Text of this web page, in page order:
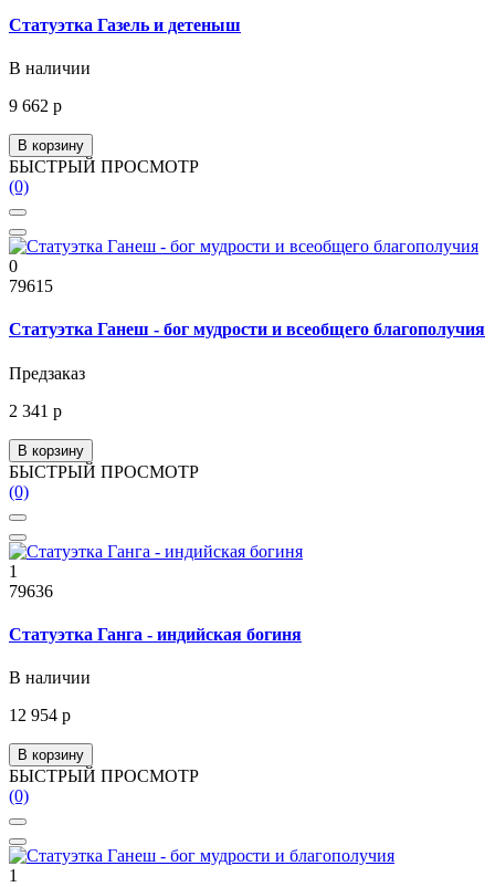
Статуэтка Газель и детеныш
В наличии
9 662 р
В корзину
БЫСТРЫЙ ПРОСМОТР
(0)
0
79615
Статуэтка Ганеш - бог мудрости и всеобщего благополучия
Предзаказ
2 341 р
В корзину
БЫСТРЫЙ ПРОСМОТР
(0)
1
79636
Статуэтка Ганга - индийская богиня
В наличии
12 954 р
В корзину
БЫСТРЫЙ ПРОСМОТР
(0)
1